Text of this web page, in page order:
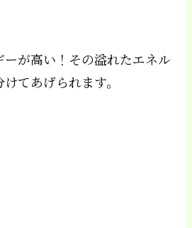
が高い！その溢れたエネル
てあげられます。